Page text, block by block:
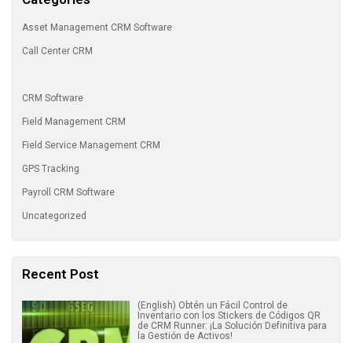
Asset Management CRM Software
Call Center CRM
CRM Software
Field Management CRM
Field Service Management CRM
GPS Tracking
Payroll CRM Software
Uncategorized
Recent Post
(English) Obtén un Fácil Control de
Inventario con los Stickers de Códigos QR
de CRM Runner: ¡La Solución Definitiva para
la Gestión de Activos!